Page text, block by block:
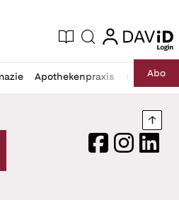
Zeitung
Aktuelle Ausgabe
Suche login
login
Apothekenpraxis RechtAbo
Logo
FacebookInstagram